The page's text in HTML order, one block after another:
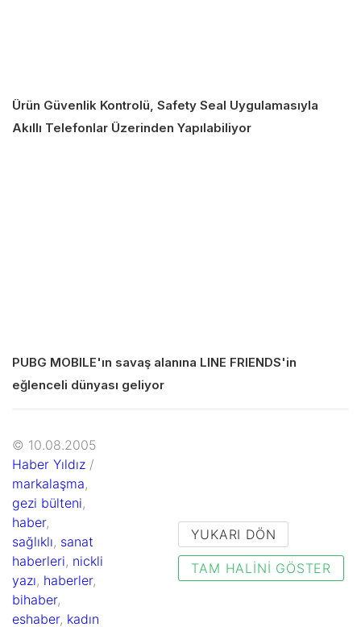
Ürün Güvenlik Kontrolü, Safety Seal Uygulamasıyla
Akıllı Telefonlar Üzerinden Yapılabiliyor
PUBG MOBILE'ın savaş alanına LINE FRIENDS'in
eğlenceli dünyası geliyor
© 10.08.2005
Haber Yıldız /
markalaşma,
gezi bülteni,
haber,
sağlıklı, sanat
haberleri, nickli
yazı, haberler,
bihaber,
eshaber, kadın
YUKARI DÖN
TAM HALINI GÖSTER